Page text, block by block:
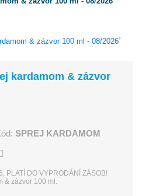
kardamom & zázvor
SPREJ KARDAMOM
PLATÍ DO VYPRODÁNÍ ZÁSOB!
& zázvor 100 ml.